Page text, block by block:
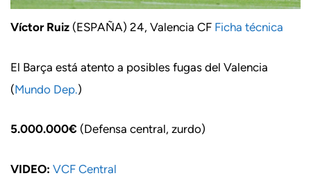
Víctor Ruiz (ESPAÑA) 24, Valencia CF Ficha técnica
El Barça está atento a posibles fugas del Valencia
(Mundo Dep.)
5.000.000€ (Defensa central, zurdo)
VIDEO: VCF Central